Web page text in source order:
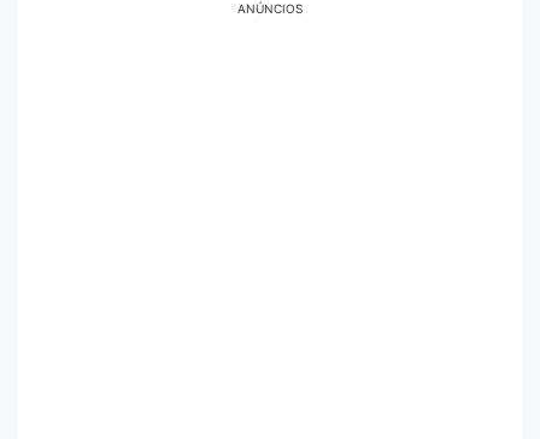
ANÚNCIOS